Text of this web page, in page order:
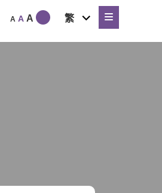
A A A 繁
expand
child
menu